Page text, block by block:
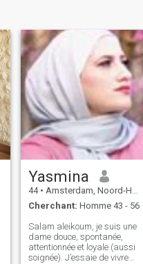
Yasmina
44 • Amsterdam, Noord-Holland, Hollande
Cherchant: Homme 43 - 56
Salam aleikoum, je suis une
dame douce, spontanée,
attentionnée et loyale (aussi
soignée). J’essaie de vivre